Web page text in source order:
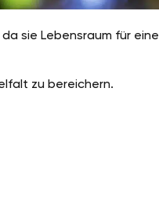
sie Lebensraum für eine
zu bereichern.